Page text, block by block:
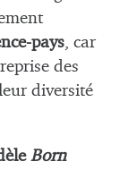
pays , car
des
diversité
Born